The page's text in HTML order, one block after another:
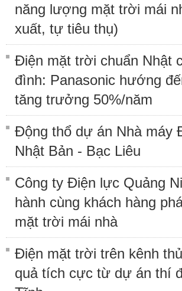
năng lượng mặt trời mái
xuất, tự tiêu thụ)
Điện mặt trời chuẩn Nhật
đình: Panasonic hướng
tăng trưởng 50%/năm
Động thổ dự án Nhà máy
Nhật Bản - Bạc Liêu
Công ty Điện lực Quảng
hành cùng khách hàng
mặt trời mái nhà
Điện mặt trời trên kênh
quả tích cực từ dự án thí